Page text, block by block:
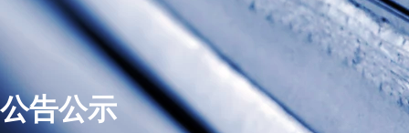
公告公示